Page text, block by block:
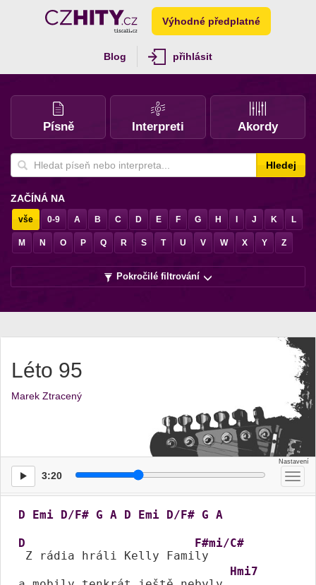
Výhodné předplatné
Blog přihlásit
Písně Interpreti Akordy
Hledej
ZAČÍNÁ NA
vše 0-9 A B C D E F G H J K L
M N O P Q R S T U V W X Y Z
Pokročilé filtrování
Léto 95
Marek Ztracený
3:20
D Emi D/F# G A D Emi D/F# G A
D
Z rádia hráli Kelly Fami
F#mi/C#
ly
Hmi7